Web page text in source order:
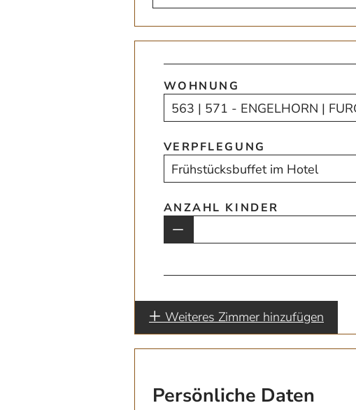
WOHNUNG
VERPFLEGUNG
ANZAHL KINDER
Weiteres Zimmer hinzufügen
Persönliche Daten